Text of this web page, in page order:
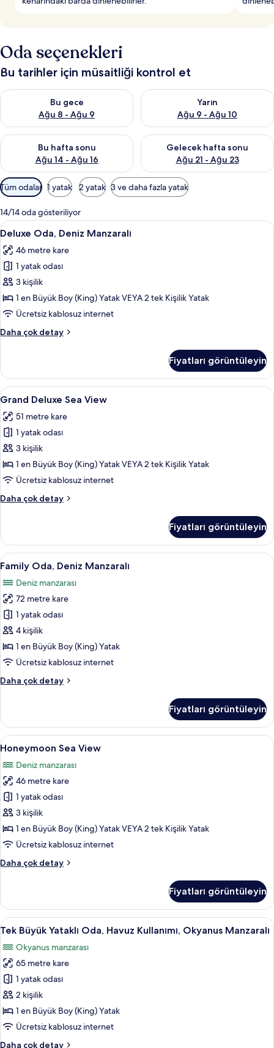
Oda seçenekleri
Bu tarihler için müsaitliği kontrol et
Bu gece
Ağu 8 - Ağu 9
Bu gece için müsaitliği kontrol et Ağu 8 - Ağu 9
Yarın
Ağu 9 - Ağu 10
Yarın için müsaitliği kontrol
Bu hafta sonu
Ağu 14 - Ağu 16
Bu hafta sonu için müsaitliği kontrol et Ağu 14 - Ağu 16
Gelecek hafta sonu
Ağu 21 - Ağu 23
Önümüzdeki hafta sonu için
Odalar
için
mevcut
filtreler
Tüm odalar 1 yatak 2 yatak 3 ve daha fazla yatak
14/14 oda gösteriliyor
Deluxe
Oda,
Deniz
Manzaralı
için
tüm
fotoğrafları
Deluxe Oda, Deniz Manzaralı |
10
Deluxe Oda, Deniz Manzaralı
46 metre kare
1 yatak odası
3 kişilik
1 en Büyük Boy (King) Yatak VEYA 2 tek Kişilik Yatak
Ücretsiz kablosuz internet
Daha çok detay
Deluxe
hakkında
daha
fazla
Fiyatları görüntüleyin
Grand
Deluxe
Sea
View
için
tüm
fotoğrafları
Grand Deluxe Sea
6
Grand Deluxe Sea View
51 metre kare
1 yatak odası
3 kişilik
1 en Büyük Boy (King) Yatak VEYA 2 tek Kişilik Yatak
Ücretsiz kablosuz internet
Daha çok detay
Grand
hakkında
daha
fazla
Fiyatları görüntüleyin
Family
Oda,
Deniz
Manzaralı
için
tüm
fotoğrafları
görün
Family Oda, Deniz Manzaralı |
12
Family Oda, Deniz Manzaralı
Deniz manzarası
72 metre kare
1 yatak odası
4 kişilik
1 en Büyük Boy (King) Yatak
Ücretsiz kablosuz internet
Daha çok detay
Family
hakkında
daha
fazla
Fiyatları görüntüleyin
Honeymoon
Sea
View
için
tüm
fotoğrafları
görün
6
Honeymoon Sea View
Deniz manzarası
46 metre kare
1 yatak odası
3 kişilik
1 en Büyük Boy (King) Yatak VEYA 2 tek Kişilik Yatak
Ücretsiz kablosuz internet
Daha çok detay
Honeymoon
daha
fazla
detay
Fiyatları görüntüleyin
Tek
Büyük
Yataklı
Oda,
Havuz
Kullanımı,
Okyanus
Manzaralı
Tek Büyük Yataklı Oda, Havuz
17
Tek Büyük Yataklı Oda, Havuz Kullanımı, Okyanus Manzaralı
Okyanus manzarası
65 metre kare
1 yatak odası
2 kişilik
1 en Büyük Boy (King) Yatak
Ücretsiz kablosuz internet
Daha çok detay
Tek